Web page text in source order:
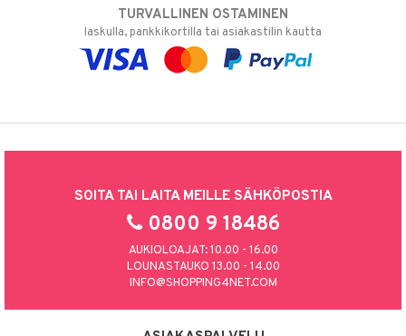
TURVALLINEN OSTAMINEN
laskulla, pankkikortilla tai asiakastilin kautta
SOITA TAI LAITA MEILLE SÄHKÖPOSTIA
0800 9 18486
AUKIOLOAJAT: 10.00 - 16.00
LOUNASTAUKO 13.00 - 14.00
INFO@SHOPPING4NET.COM